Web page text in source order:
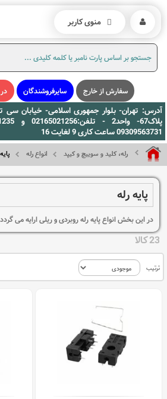
سفارش از خارج سایرفروشندگان
آدرس: تهران- بلوار جمهوری اسلامی- خیابان
09309563731 ساعت کاری 9 لغایت 16
رله، کلید و سوییچ و کیپد انواع رله
پایه رله
در این بخش انواع پایه رله روبردی و ریلی ارایه می
23 کالا
ترتیب
منوی کاربر